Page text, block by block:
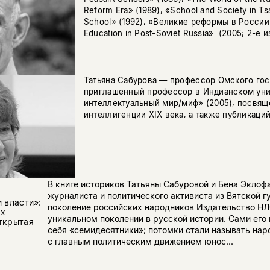
Reform Era» (1989), «School and Society in
School» (1992), «Великие реформы в
Education in Post-Soviet Russia» (2005; 2-е
Татьяна Сабурова ­— профессор Омского
приглашенный профессор в Индианском
интеллектуальный мир/миф» (2005),
интеллигенции XIX века, а также
власти»:
В книге историков Татьяны Сабуровой и Бена
журналиста и политического активиста из Вятской
поколение российских народников Издательство
уникальном поколении в русской истории. Сами его
себя «семидесятники»; потомки стали называть
с главным политическим движением юнос...